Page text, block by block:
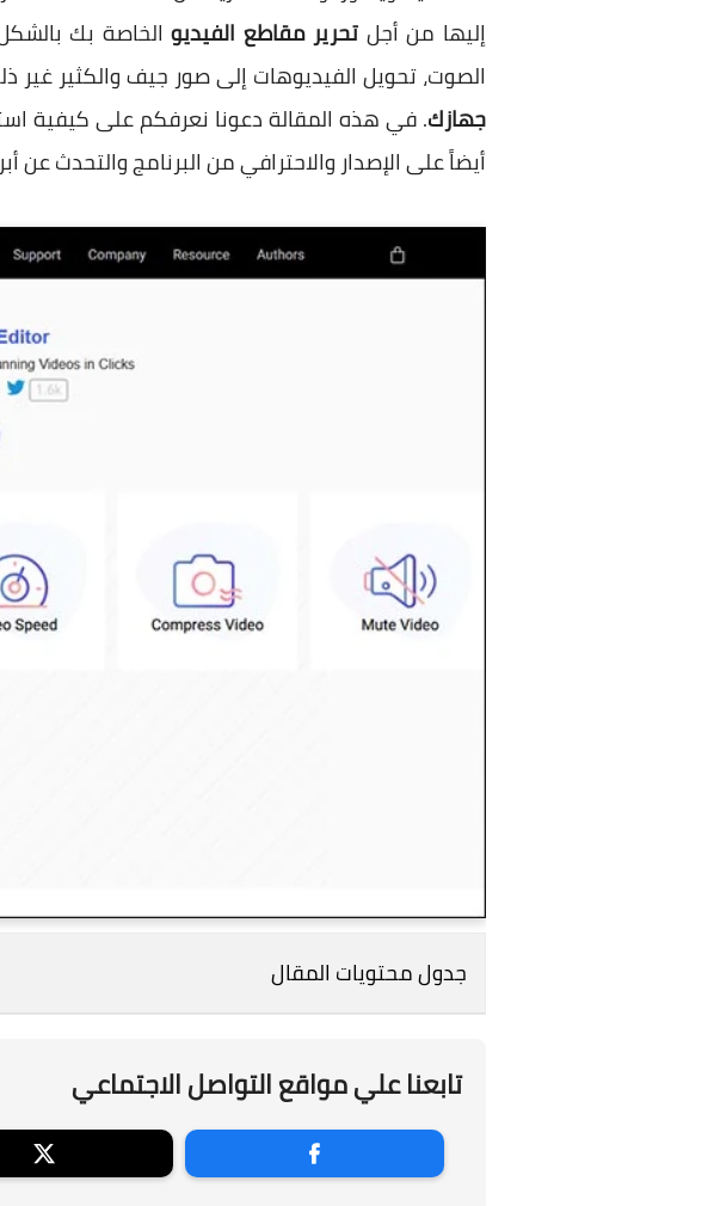
إليها من أجل تحرير مقاطع الفيديوالخاصة بك
الصوت، تحويل الفيديوهات إلى صور جيف والكثير غير
جهازك. في هذه المقالة دعونا نعرفكم على كيفية
أيضاً على الإصدار والاحترافي من البرنامج والتحدث عن
جدول محتويات المقال
تابعنا علي مواقع التواصل الاجتماعي